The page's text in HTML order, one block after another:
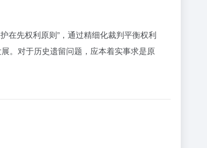
在先权利原则”，通过精细化裁判平衡权利
。对于历史遗留问题，应本着实事求是原